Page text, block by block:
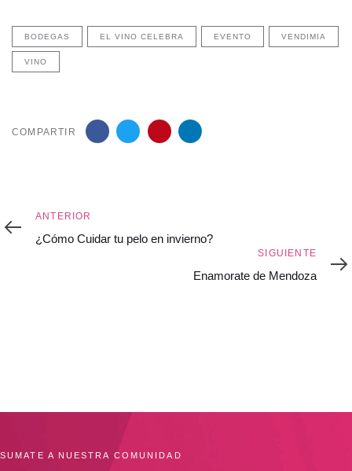
BODEGAS EL VINO CELEBRA EVENTO VENDIMIA
VINO
COMPARTIR
Anterior
ANTERIOR
¿Cómo Cuidar tu pelo en invierno?
SIGUIENTE
Enamorate de Mendoza
SUMATE A NUESTRA COMUNIDAD